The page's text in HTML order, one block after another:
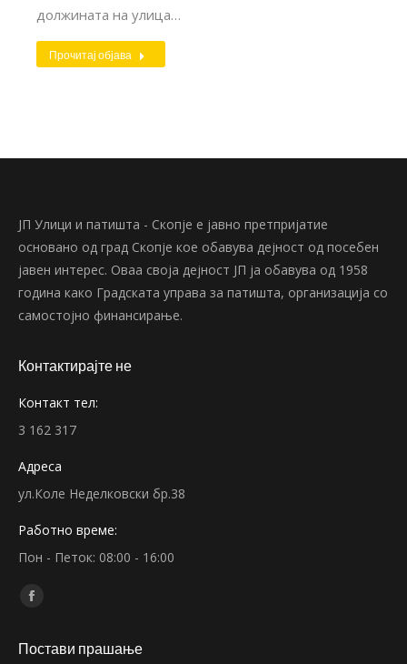
должината на улица…
Прочитај објава
ЈП Улици и патишта - Скопје е јавно претпријатие
основано од град Скопје кое обавува дејност од посебен
јавен интерес. Оваа своја дејност ЈП ја обавува од 1958
година како Градската управа за патишта, организација со
самостојно финансирање.
Контактирајте не
Контакт тел:
3 162 317
Адреса
ул.Коле Неделковски бр.38
Работно време:
Пон - Петок: 08:00 - 16:00
Find us on:
Facebook
opens
Постави прашање